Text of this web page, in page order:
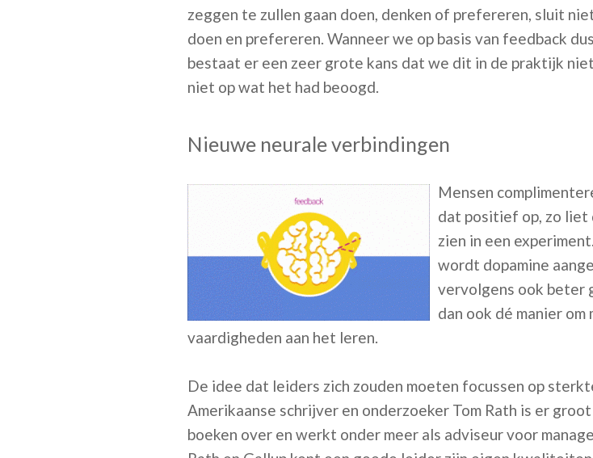
zeggen te zullen gaan doen, denken of prefereren, sluit
doen en prefereren. Wanneer we op basis van feedback
bestaat er een zeer grote kans dat we dit in de praktijk
niet op wat het had beoogd.
Nieuwe neurale verbindingen
Mensen
dat positief op, zo liet
zien in een
wordt dopamine
vervolgens ook beter
dan ook dé manier
vaardigheden aan het leren.
De idee dat leiders zich zouden moeten focussen op
Amerikaanse schrijver en onderzoeker Tom Rath is er
boeken over en werkt onder meer als adviseur voor